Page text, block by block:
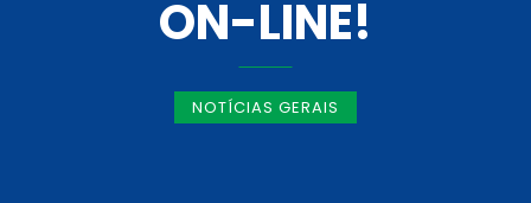
ON-LINE!
NOTÍCIAS GERAIS